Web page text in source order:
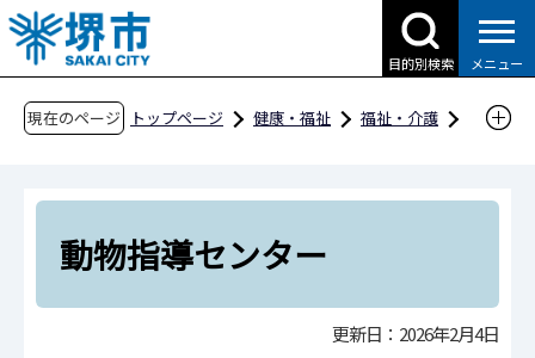
こ
の
ペ
目的別検索 メニュー
現在のページ トップページ 健康・福祉
福祉・介護
種別一覧
医療・健康・衛生
動物指導センター
動物指導センター
更新日：2026年2月4日